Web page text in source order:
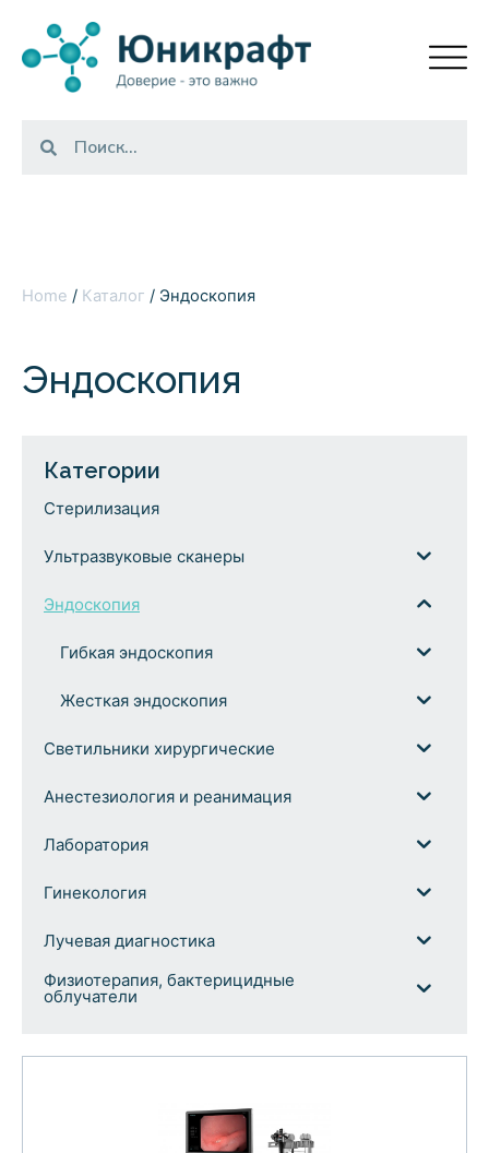
Home / Каталог / Эндоскопия
Эндоскопия
Категории
Стерилизация
Ультразвуковые сканеры
Эндоскопия
Гибкая эндоскопия
Жесткая эндоскопия
Светильники хирургические
Анестезиология и реанимация
Лаборатория
Гинекология
Лучевая диагностика
Физиотерапия, бактерицидные
облучатели